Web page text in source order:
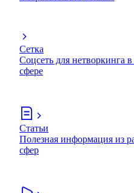
Сетка
Соцсеть для нетворкинга
сфере
Статьи
Полезная информация из
сфер